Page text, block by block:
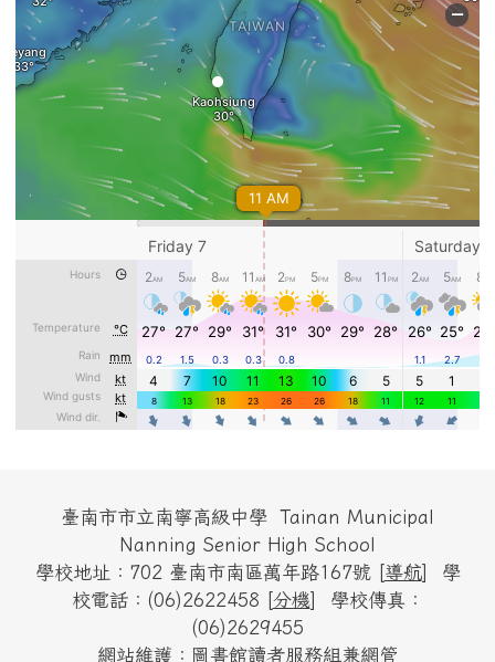
頁尾區域內容
臺南市市立南寧高級中學 Tainan Municipal
Nanning Senior High School
學校地址：702 臺南市南區萬年路167號 [導航] 學
校電話：(06)2622458 [分機] 學校傳真：
(06)2629455
網站維護：圖書館讀者服務組兼網管